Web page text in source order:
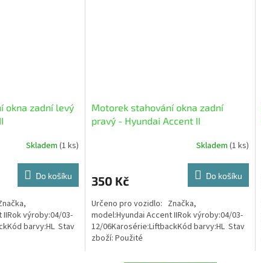
okna zadní levý
Skladem (1 ks)
Do košíku
výroby:04/03-
barvy:HL Stav
Motorek stahování okna zadní
pravý - Hyundai Accent II
Skladem (1 ks)
350 Kč Do košíku
Určeno pro vozidlo: Značka,
model:Hyundai Accent IIRok výroby:04/03-
12/06Karosérie:LiftbackKód barvy:HL Stav
zboží: Použité